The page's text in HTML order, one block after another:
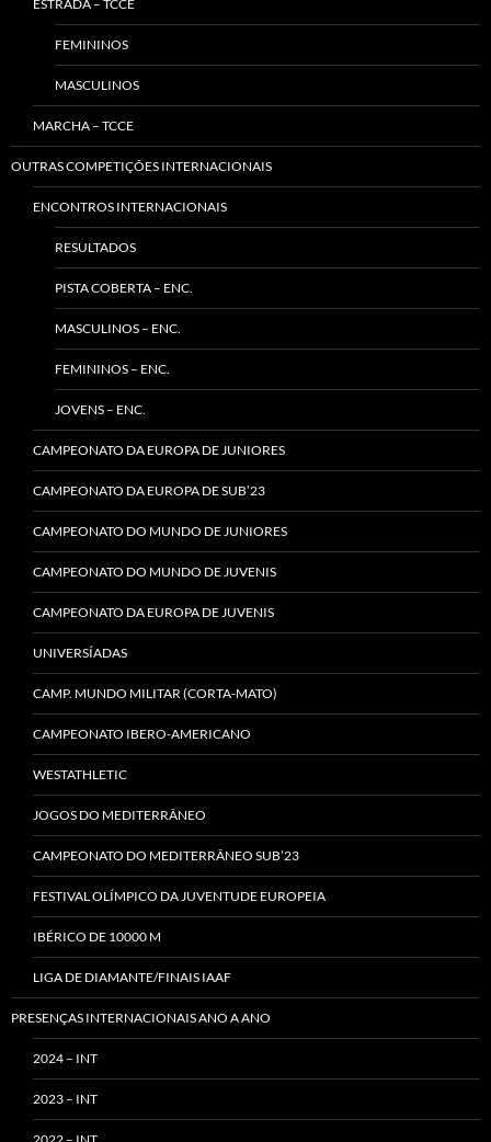
ESTRADA – TCCE
FEMININOS
MASCULINOS
MARCHA – TCCE
OUTRAS COMPETIÇÕES INTERNACIONAIS
ENCONTROS INTERNACIONAIS
RESULTADOS
PISTA COBERTA – ENC.
MASCULINOS – ENC.
FEMININOS – ENC.
JOVENS – ENC.
CAMPEONATO DA EUROPA DE JUNIORES
CAMPEONATO DA EUROPA DE SUB’23
CAMPEONATO DO MUNDO DE JUNIORES
CAMPEONATO DO MUNDO DE JUVENIS
CAMPEONATO DA EUROPA DE JUVENIS
UNIVERSÍADAS
CAMP. MUNDO MILITAR (CORTA-MATO)
CAMPEONATO IBERO-AMERICANO
WESTATHLETIC
JOGOS DO MEDITERRÂNEO
CAMPEONATO DO MEDITERRÂNEO SUB’23
FESTIVAL OLÍMPICO DA JUVENTUDE EUROPEIA
IBÉRICO DE 10000 M
LIGA DE DIAMANTE/FINAIS IAAF
PRESENÇAS INTERNACIONAIS ANO A ANO
2024 – INT
2023 – INT